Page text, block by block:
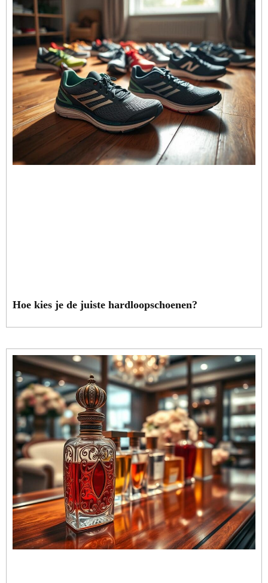
Hoe kies je de juiste hardloopschoenen?